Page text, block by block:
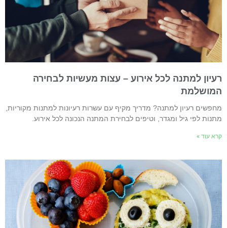
למתנה לכל אירוע – עצות מעשיות לבחירה
רעיון למתנה? מדריך מקיף עם עשרות רעיונות למתנות מקוריות,
לפי גיל ומגדר, וטיפים לבחירת המתנה הנכונה לכל אירוע.
עוד »